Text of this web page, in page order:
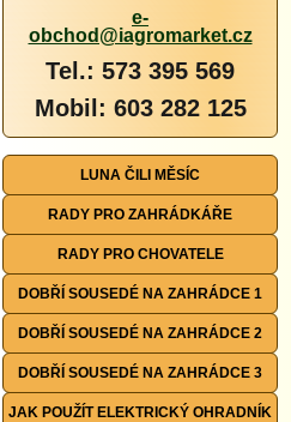
e-
obchod@iagromarket.cz
Tel.: 573 395 569
Mobil: 603 282 125
LUNA ČILI MĚSÍC
RADY PRO ZAHRÁDKÁŘE
RADY PRO CHOVATELE
DOBŘÍ SOUSEDÉ NA ZAHRÁDCE 1
DOBŘÍ SOUSEDÉ NA ZAHRÁDCE 2
DOBŘÍ SOUSEDÉ NA ZAHRÁDCE 3
JAK POUŽÍT ELEKTRICKÝ OHRADNÍK